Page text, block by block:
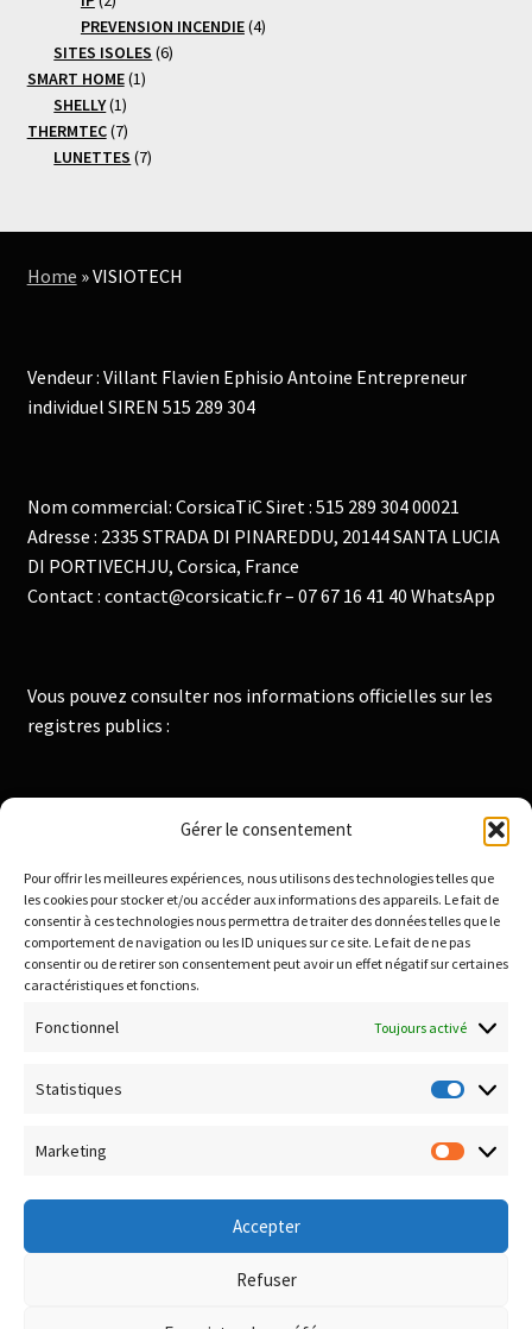
Gérer le consentement
Pour offrir les meilleures expériences, nous utilisons des technologies telles que
les cookies pour stocker et/ou accéder aux informations des appareils. Le fait de
consentir à ces technologies nous permettra de traiter des données telles que le
comportement de navigation ou les ID uniques sur ce site. Le fait de ne pas
consentir ou de retirer son consentement peut avoir un effet négatif sur certaines
caractéristiques et fonctions.
Fonctionnel Toujours activé
Statistiques
Marketing
Accepter
Refuser
produits
PREVENSION INCENDIE 44
SITES ISOLES 66
SMART HOME 11
SHELLY 11
produit
THERMTEC 77
produits
LUNETTES 77
Home »VISIOTECH
Vendeur : Villant Flavien Ephisio Antoine Entrepreneur
individuel SIREN 515 289 304
Nom commercial: CorsicaTiC Siret : 515 289 304 00021
Adresse : 2335 STRADA DI PINAREDDU, 20144 SANTA LUCIA
DI PORTIVECHJU, Corsica, France
Contact : contact@corsicatic.fr – 07 67 16 41 40 WhatsApp
Vous pouvez consulter nos informations officielles sur les
registres publics :
Institut National de la Propriété Industrielle :
Infogreffe : https://www.infogreffe.fr
Politique de confidentialité
Paiement sécurisé
© Boutique Corsica TiC 2026
Politique de confidentialité
Built with WooCommerce